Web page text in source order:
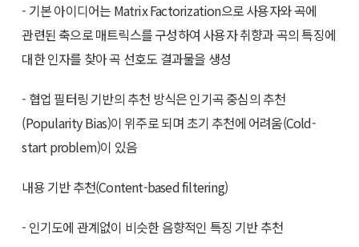
- 기본 아이디어는 Matrix Factorization으로 사용자와 곡에
관련된 축으로 매트릭스를 구성하여 사용자 취향과 곡의 특징에
대한 인자를 찾아 곡 선호도 결과물을 생성
- 협업 필터링 기반의 추천 방식은 인기곡 중심의 추천
(Popularity Bias)이 위주로 되며 초기 추천에 어려움(Cold-
start problem)이 있음
내용 기반 추천(Content-based filtering)
- 인기도에 관계없이 비슷한 음향적인 특징 기반 추천